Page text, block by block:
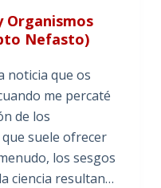
Organismos
Nefasto)
noticia que os
me percaté
de los
suele ofrecer
los sesgos
ciencia resultan…